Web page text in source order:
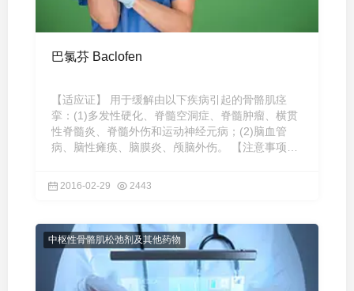
巴氯芬 Baclofen
【适应证】 用于缓解由以下疾病引起的骨骼肌痉
挛：(1)多发性硬化、脊髓空洞症、脊髓肿瘤、横贯
性脊髓炎、脊髓外伤和运动神经元病；(2)脑血管
病、脑性瘫痪、脑膜炎、颅脑外伤。 【注意事项】
2016-02-29 2443
中枢性骨骼肌松弛剂及其他药物